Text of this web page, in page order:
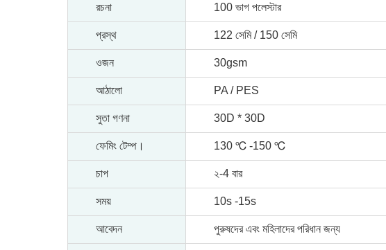
রচনা 100 ভাগ পলেস্টার
প্রস্থ 122 সেমি / 150 সেমি
ওজন 30gsm
আঠালো PA / PES
সুতা গণনা 30D * 30D
ফেমিং টেম্প। 130 ℃ -150 ℃
চাপ ২-4 বার
সময় 10s -15s
আবেদন পুরুষদের এবং মহিলাদের পরিধান জন্য